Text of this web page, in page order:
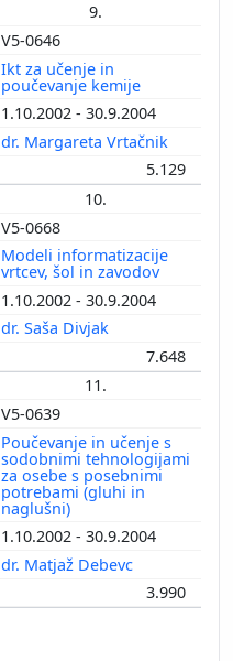
9.
V5-0646
Ikt za učenje in
poučevanje kemije
1.10.2002 - 30.9.2004
dr. Margareta Vrtačnik
5.129
10.
V5-0668
Modeli informatizacije
vrtcev, šol in zavodov
1.10.2002 - 30.9.2004
dr. Saša Divjak
7.648
11.
V5-0639
Poučevanje in učenje s
sodobnimi tehnologijami
za osebe s posebnimi
potrebami (gluhi in
naglušni)
1.10.2002 - 30.9.2004
dr. Matjaž Debevc
3.990